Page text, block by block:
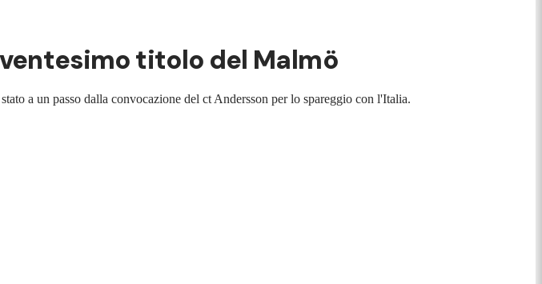
titolo del Malmö
a un passo dalla convocazione del ct Andersson per lo spareggio con l'Italia.